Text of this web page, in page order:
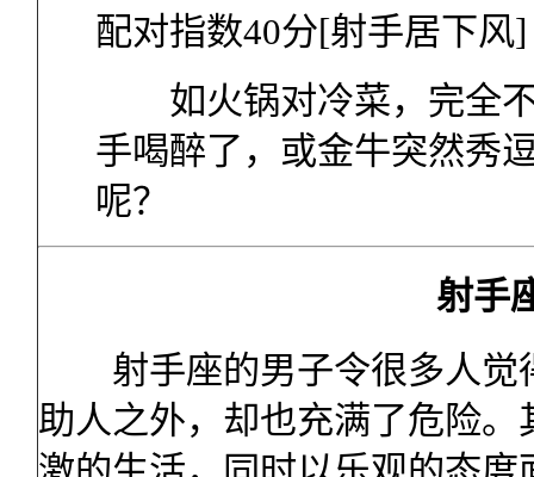
配对指数40分[射手居下风]
如火锅对冷菜，完全不
手喝醉了，或金牛突然秀
呢？
射手
射手座的男子令很多人觉
助人之外，却也充满了危险